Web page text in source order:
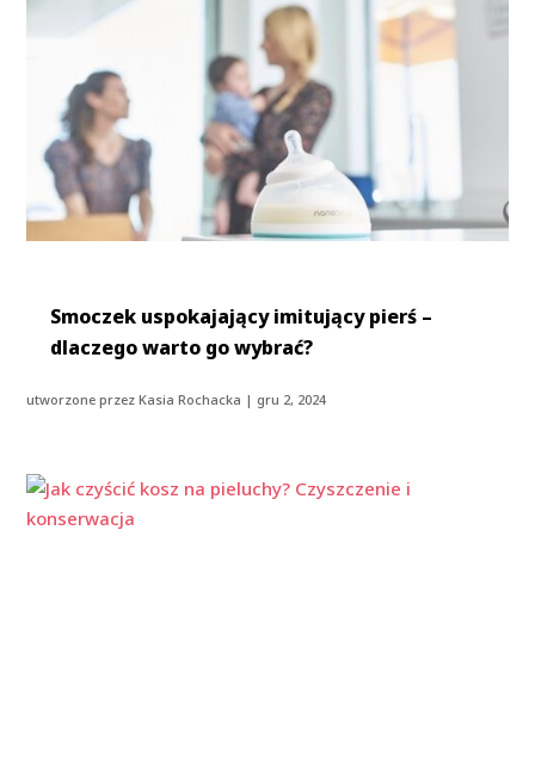
Smoczek uspokajający imitujący pierś –
dlaczego warto go wybrać?
utworzone przezKasia Rochacka | gru 2, 2024